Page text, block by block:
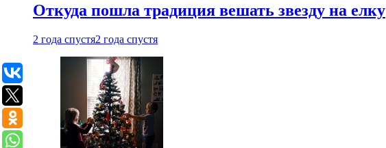
Откуда пошла традиция вешать звезду на елку
2 года спустя2 года спустя